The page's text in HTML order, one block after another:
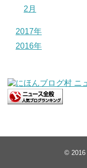
2月
2017年
2016年
© 2016